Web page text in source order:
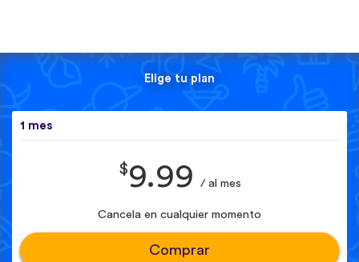
Elige tu plan
1 mes
$9.99 / al mes
Cancela en cualquier momento
Comprar